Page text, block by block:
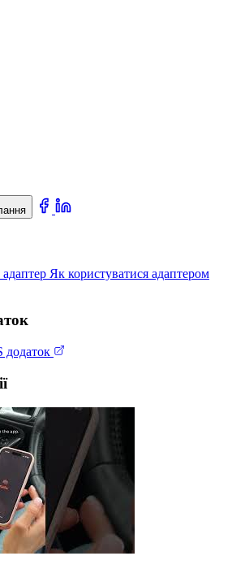
Як користуватися адаптером
додаток